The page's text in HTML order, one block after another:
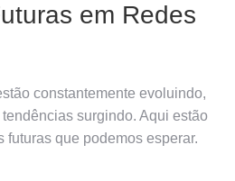
em Redes
constantemente evoluindo,
surgindo. Aqui estão
futuras que podemos esperar.